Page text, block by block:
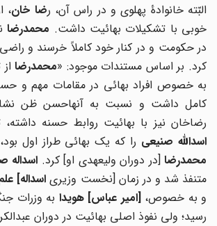
البّته خانوادۀ پهلوی و در راس آن، رضا خان،
خوبی با تشکیلات بهائیت داشت.محمدرضا
در حکومت و در کنار خود کاملاً خرسند و راضی
کرد. بر اساس مستندات موجود: «محمدرضااز
به خصوص افراد بهائی در مقامات مهم و
کامل داشت و نسبت به آنهاحسن ظن
رضاخان نیز با بهائیت روابط حسنه داشته،
اسداللهصنیعیرا که یک بهائی طراز اول
محمدرضا[در دوران ولیعهدی او] کرد.اسداله
متنفذ شد و در زمان [نخست وزیریاسداله]علم
و به خصوص، [امیر عباس]هویدابه وزرات جنگ
رسید؛ ولی نفوذ اصلی بهائیت در دوران